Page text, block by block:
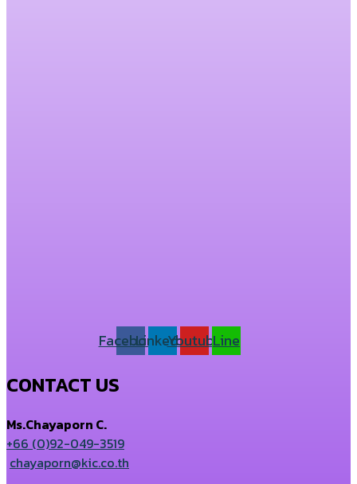
FacebookLinkedinYoutubeLine
CONTACT US
Ms.Chayaporn C.
+66 (0)92-049-3519
chayaporn@kic.co.th